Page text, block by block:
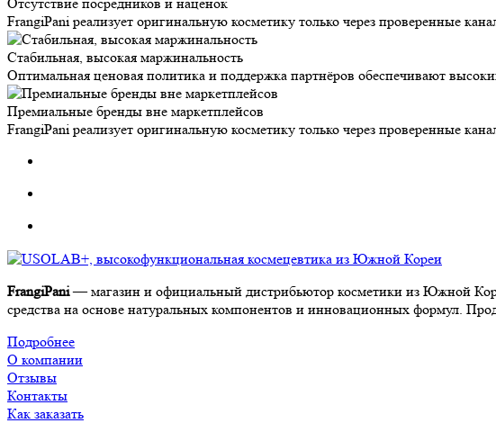
FrangiPani реализует оригинальную косметику только через проверенные
Стабильная, высокая маржинальность
Оптимальная ценовая политика и поддержка партнёров обеспечивают
Премиальные бренды вне маркетплейсов
FrangiPani реализует оригинальную косметику только через проверенные
FrangiPani— магазин и официальный дистрибьютор косметики из Южной
средства на основе натуральных компонентов и инновационных формул.
Подробнее
О компании
Отзывы
Контакты
Как заказать